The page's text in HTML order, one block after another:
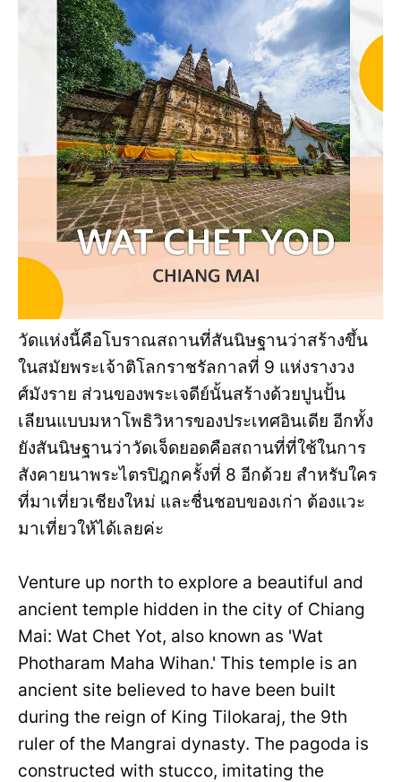
วัดแห่งนี้คือโบราณสถานที่สันนิษฐานว่าสร้างขึ้น
ในสมัยพระเจ้าติโลกราชรัลกาลที่ 9 แห่งรางวง
ศ์มังราย ส่วนของพระเจดีย์นั้นสร้างด้วยปูนปั้น
เลียนแบบมหาโพธิวิหารของประเทศอินเดีย อีกทั้ง
ยังสันนิษฐานว่าวัดเจ็ดยอดคือสถานที่ที่ใช้ในการ
สังคายนาพระไตรปิฎกครั้งที่ 8 อีกด้วย สำหรับใคร
ที่มาเที่ยวเชียงใหม่ และชื่นชอบของเก่า ต้องแวะ
มาเที่ยวให้ได้เลยค่ะ
Venture up north to explore a beautiful and
ancient temple hidden in the city of Chiang
Mai: Wat Chet Yot, also known as 'Wat
Photharam Maha Wihan.' This temple is an
ancient site believed to have been built
during the reign of King Tilokaraj, the 9th
ruler of the Mangrai dynasty. The pagoda is
constructed with stucco, imitating the